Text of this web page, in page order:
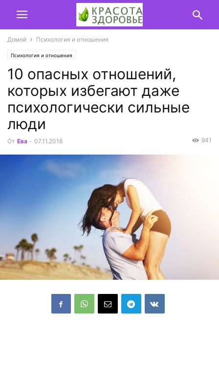
Домой Психология и отношения
Психология и отношения
10 опасных отношений,
которых избегают даже
психологически сильные
люди
От Ева - 07.11.2016 941